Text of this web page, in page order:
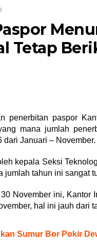
Tetap
penerbitan paspor
mana jumlah
dari Januari – November.
kepala Seksi
jumlah tahun ini sangat
November ini,
hal ini jauh dari
Sumur Bor Pokir